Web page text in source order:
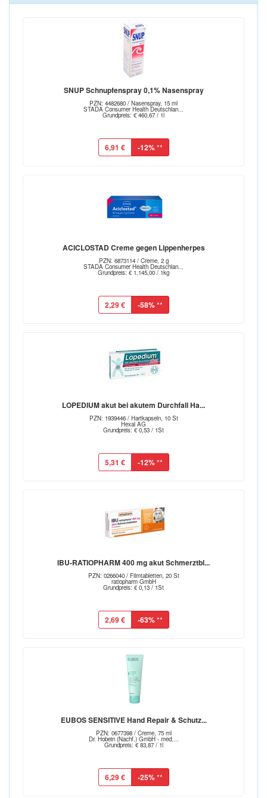
SNUP Schnupfenspray 0,1% Nasenspray
PZN: 4482680 / Nasenspray, 15 ml
STADA Consumer Health Deutschlan...
Grundpreis: € 460,67 / 1l
6,91 € -12%**
ACICLOSTAD Creme gegen Lippenherpes
PZN: 6873114 / Creme, 2 g
STADA Consumer Health Deutschlan...
Grundpreis: € 1.145,00 / 1kg
2,29 € -58%**
LOPEDIUM akut bei akutem Durchfall Ha...
PZN: 1939446 / Hartkapseln, 10 St
Hexal AG
Grundpreis: € 0,53 / 1St
5,31 € -12%**
IBU-RATIOPHARM 400 mg akut Schmerztbl...
PZN: 0266040 / Filmtabletten, 20 St
ratiopharm GmbH
Grundpreis: € 0,13 / 1St
2,69 € -63%**
EUBOS SENSITIVE Hand Repair & Schutz...
PZN: 0677398 / Creme, 75 ml
Dr. Hobein (Nachf.) GmbH - med....
Grundpreis: € 83,87 / 1l
6,29 € -25%**